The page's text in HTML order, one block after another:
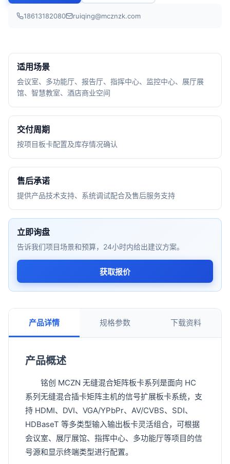
18613182080 ruiqing@mcznzk.com
适用场景
会议室、多功能厅、报告厅、指挥中心、监控中心、展厅展
馆、智慧教室、酒店商业空间
交付周期
按项目板卡配置及库存情况确认
售后承诺
提供产品技术支持、系统调试配合及售后服务支持
立即询盘
告诉我们项目场景和预算，24小时内给出建议方案。
获取报价
产品详情 规格参数 下载资料
产品概述
铭创 MCZN 无缝混合矩阵板卡系列是面向 HC
系列无缝混合插卡矩阵主机的信号扩展板卡系统，支
持 HDMI、DVI、VGA/YPbPr、AV/CVBS、SDI、
HDBaseT 等多类型输入输出板卡灵活组合，可根据
会议室、展厅展馆、指挥中心、多功能厅等项目的信
号源和显示终端类型进行配置。